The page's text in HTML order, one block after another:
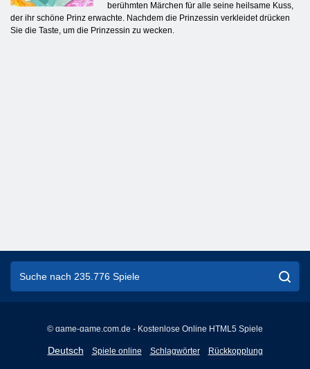
berühmten Märchen für alle seine heilsame Kuss,
der ihr schöne Prinz erwachte. Nachdem die Prinzessin verkleidet drücken
Sie die Taste, um die Prinzessin zu wecken.
© game-game.com.de - Kostenlose Online HTML5 Spiele
Deutsch
English
Spiele online Schlagwörter Rückkopplung